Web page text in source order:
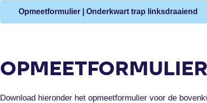
Opmeetformulier | Onderkwart trap linksdraaiend
Download hieronder het opmeetformulier voor de